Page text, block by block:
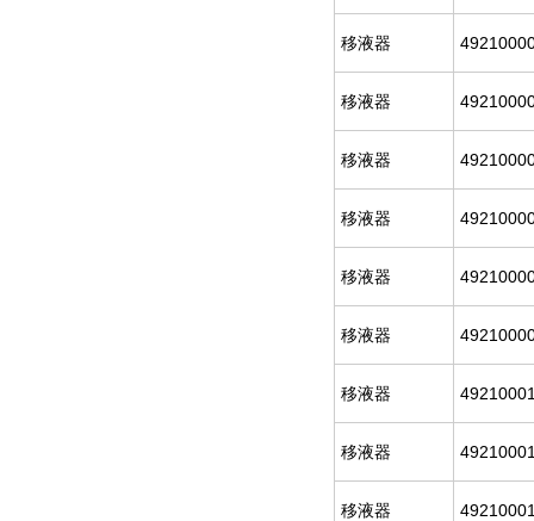
移液器
移液器
移液器
移液器
移液器
移液器
移液器
移液器
移液器